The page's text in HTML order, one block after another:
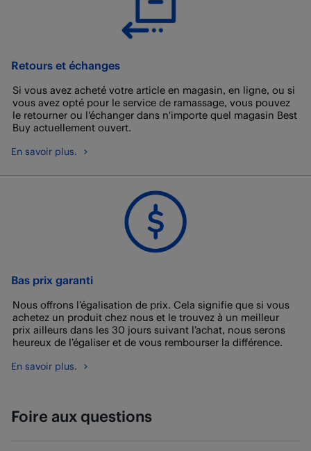
Retours et échanges
Si vous avez acheté votre article en magasin, en ligne, ou si
vous avez opté pour le service de ramassage, vous pouvez
le retourner ou l'échanger dans n'importe quel magasin Best
Buy actuellement ouvert.
En savoir plus.
Bas prix garanti
Nous offrons l’égalisation de prix. Cela signifie que si vous
achetez un produit chez nous et le trouvez à un meilleur
prix ailleurs dans les 30 jours suivant l’achat, nous serons
heureux de l’égaliser et de vous rembourser la différence.
En savoir plus.
Foire aux questions